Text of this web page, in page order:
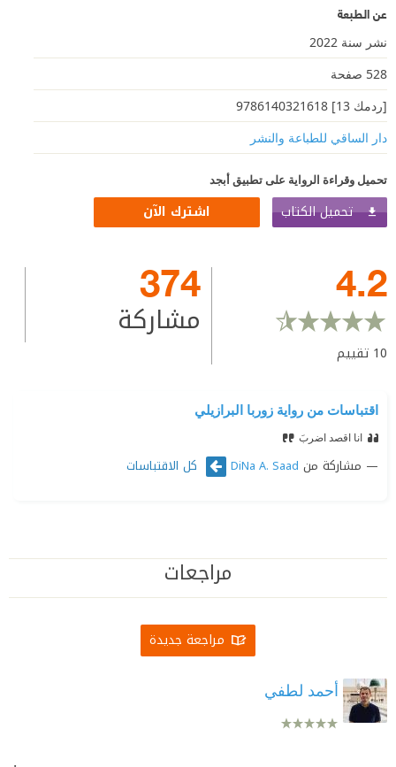
عن الطبعة
نشر سنة 2022
528 صفحة
[ردمك 13] 9786140321618
دار الساقي للطباعة والنشر
تحميل وقراءة الرواية على تطبيق أبجد
تحميل الكتاب اشترك الآن
4.2
10 تقييم
374
مشاركة
اقتباسات من رواية زوربا البرازيلي
انا اقصد اضربَ
مشاركة من DiNa A. Saad كل الاقتباسات
مراجعات
مراجعة جديدة
أحمد لطفي
.